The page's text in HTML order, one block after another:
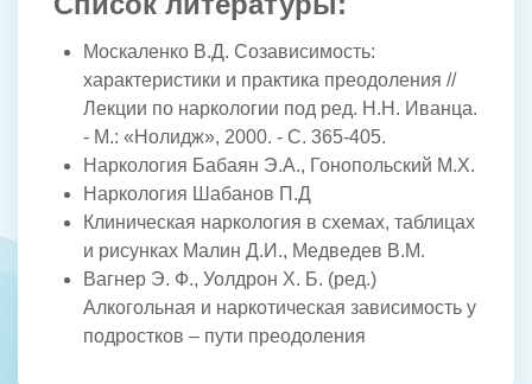
Москаленко В.Д. Созависимость:
характеристики и практика преодоления //
Лекции по наркологии под ред. Н.Н. Иванца.
- М.: «Нолидж», 2000. - С. 365-405.
Наркология Бабаян Э.А., Гонопольский М.X.
Наркология Шабанов П.Д
Клиническая наркология в схемах, таблицах
и рисунках Малин Д.И., Медведев В.М.
Вагнер Э. Ф., Уолдрон X. Б. (ред.)
Алкогольная и наркотическая зависимость у
подростков – пути преодоления